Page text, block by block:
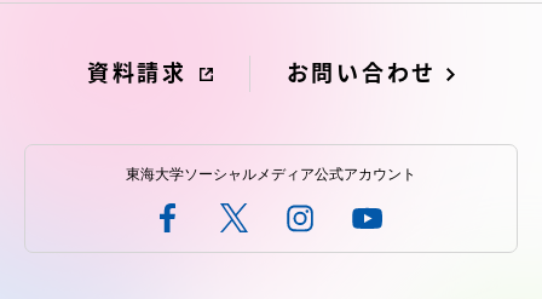
資料請求 お問い合わせ
東海大学ソーシャルメディア公式アカウント